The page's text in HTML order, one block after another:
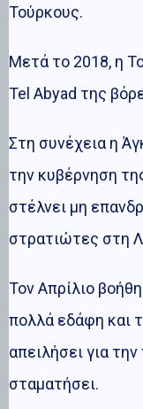
Τούρκους.
Μετά το 2018, η
Tel Abyad της
Στη συνέχεια η
την κυβέρνηση
στέλνει μη
στρατιώτες στη
Τον Απρίλιο
πολλά εδάφη και
απειλήσει για
σταματήσει.